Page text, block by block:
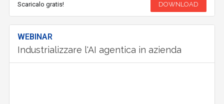
Scaricalo gratis! DOWNLOAD
WEBINAR
Industrializzare l'AI agentica in azienda